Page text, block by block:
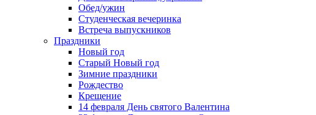
Обед/ужин
Студенческая вечеринка
Встреча выпускников
Праздники
Новый год
Старый Новый год
Зимние праздники
Рождество
Крещение
14 февраля День святого Валентина